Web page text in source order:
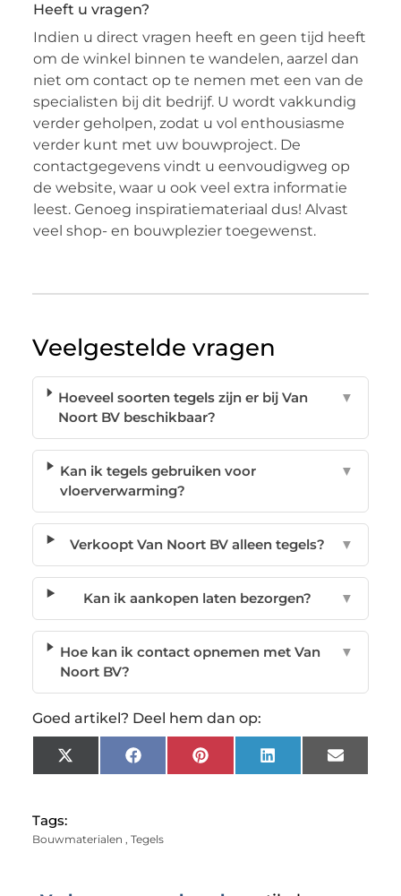
Heeft u vragen?
Indien u direct vragen heeft en geen tijd heeft
om de winkel binnen te wandelen, aarzel dan
niet om contact op te nemen met een van de
specialisten bij dit bedrijf. U wordt vakkundig
verder geholpen, zodat u vol enthousiasme
verder kunt met uw bouwproject. De
contactgegevens vindt u eenvoudigweg op
de website, waar u ook veel extra informatie
leest. Genoeg inspiratiemateriaal dus! Alvast
veel shop- en bouwplezier toegewenst.
Veelgestelde vragen
Hoeveel soorten tegels zijn er bij Van
Noort BV beschikbaar?
▼
Kan ik tegels gebruiken voor
vloerverwarming?
▼
Verkoopt Van Noort BV alleen tegels? ▼
Kan ik aankopen laten bezorgen? ▼
Hoe kan ik contact opnemen met Van
Noort BV?
▼
Goed artikel? Deel hem dan op:
X
(Twitter)
FacebookPinterest LinkedIn Email
Tags:
Bouwmaterialen , Tegels